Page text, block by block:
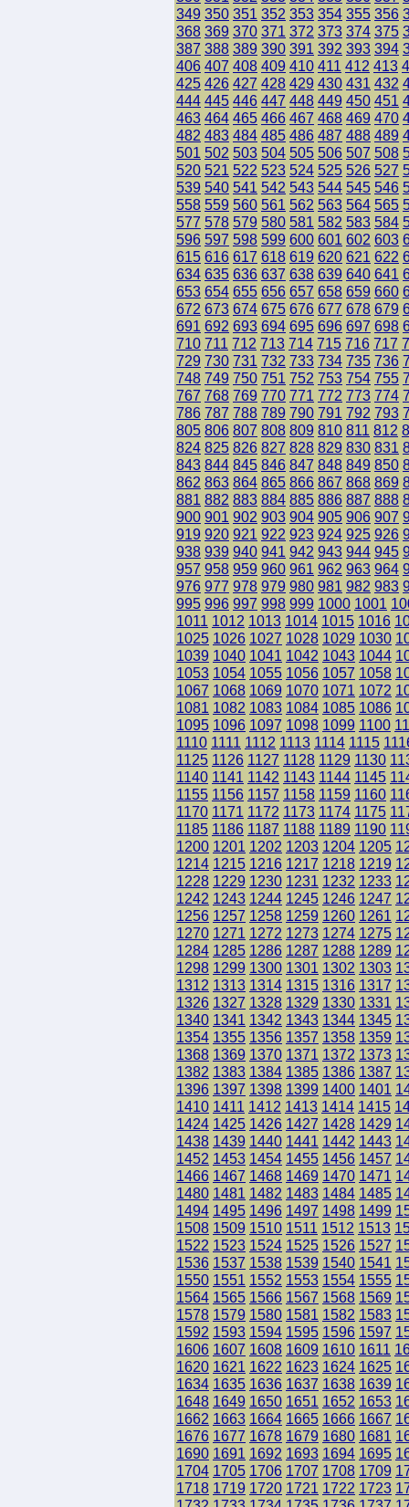
349 350 351 352 353 354 355 356
368 369 370 371 372 373 374 375
387 388 389 390 391 392 393 394
406 407 408 409 410 411 412 413
425 426 427 428 429 430 431 432
444 445 446 447 448 449 450 451
463 464 465 466 467 468 469 470
482 483 484 485 486 487 488 489
501 502 503 504 505 506 507 508
520 521 522 523 524 525 526 527
539 540 541 542 543 544 545 546
558 559 560 561 562 563 564 565
577 578 579 580 581 582 583 584
596 597 598 599 600 601 602 603
615 616 617 618 619 620 621 622
634 635 636 637 638 639 640 641
653 654 655 656 657 658 659 660
672 673 674 675 676 677 678 679
691 692 693 694 695 696 697 698
710 711 712 713 714 715 716 717
729 730 731 732 733 734 735 736
748 749 750 751 752 753 754 755
767 768 769 770 771 772 773 774
786 787 788 789 790 791 792 793
805 806 807 808 809 810 811 812
824 825 826 827 828 829 830 831
843 844 845 846 847 848 849 850
862 863 864 865 866 867 868 869
881 882 883 884 885 886 887 888
900 901 902 903 904 905 906 907
919 920 921 922 923 924 925 926
938 939 940 941 942 943 944 945
957 958 959 960 961 962 963 964
976 977 978 979 980 981 982 983
995 996 997 998 999 1000 1001
1011 1012 1013 1014 1015 1016
1025 1026 1027 1028 1029 1030
1039 1040 1041 1042 1043 1044
1053 1054 1055 1056 1057 1058
1067 1068 1069 1070 1071 1072
1081 1082 1083 1084 1085 1086
1095 1096 1097 1098 1099 1100
1110 1111 1112 1113 1114 1115
1125 1126 1127 1128 1129 1130
1140 1141 1142 1143 1144 1145
1155 1156 1157 1158 1159 1160
1170 1171 1172 1173 1174 1175
1185 1186 1187 1188 1189 1190
1200 1201 1202 1203 1204 1205
1214 1215 1216 1217 1218 1219
1228 1229 1230 1231 1232 1233
1242 1243 1244 1245 1246 1247
1256 1257 1258 1259 1260 1261
1270 1271 1272 1273 1274 1275
1284 1285 1286 1287 1288 1289
1298 1299 1300 1301 1302 1303
1312 1313 1314 1315 1316 1317
1326 1327 1328 1329 1330 1331
1340 1341 1342 1343 1344 1345
1354 1355 1356 1357 1358 1359
1368 1369 1370 1371 1372 1373
1382 1383 1384 1385 1386 1387
1396 1397 1398 1399 1400 1401
1410 1411 1412 1413 1414 1415
1424 1425 1426 1427 1428 1429
1438 1439 1440 1441 1442 1443
1452 1453 1454 1455 1456 1457
1466 1467 1468 1469 1470 1471
1480 1481 1482 1483 1484 1485
1494 1495 1496 1497 1498 1499
1508 1509 1510 1511 1512 1513
1522 1523 1524 1525 1526 1527
1536 1537 1538 1539 1540 1541
1550 1551 1552 1553 1554 1555
1564 1565 1566 1567 1568 1569
1578 1579 1580 1581 1582 1583
1592 1593 1594 1595 1596 1597
1606 1607 1608 1609 1610 1611
1620 1621 1622 1623 1624 1625
1634 1635 1636 1637 1638 1639
1648 1649 1650 1651 1652 1653
1662 1663 1664 1665 1666 1667
1676 1677 1678 1679 1680 1681
1690 1691 1692 1693 1694 1695
1704 1705 1706 1707 1708 1709
1718 1719 1720 1721 1722 1723